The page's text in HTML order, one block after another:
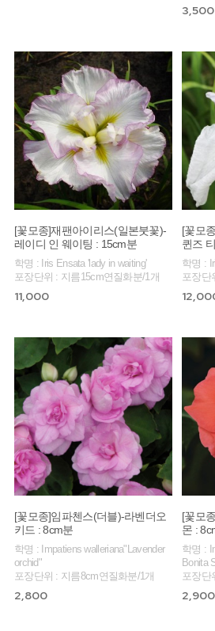
3,500
[꽃모종]재팬아이리스(일본붓꽃)-
레이디 인 웨이팅 : 15cm분
학명 : Iris Ensata 'lady in waiting'
포장단위 : 지름15cm연질화분/1개
11,000
[꽃모
퀸즈
학명 :
포장단
[꽃모종]임파첸스(더블)-라벤더오
키드 : 8cm분
학명 : Impatiens walleriana"Lavender
orchid"
포장단위 : 지름8cm연질화분/1개
2,800
[꽃모
몬 :
학명 :
Bonita
포장단
2,900